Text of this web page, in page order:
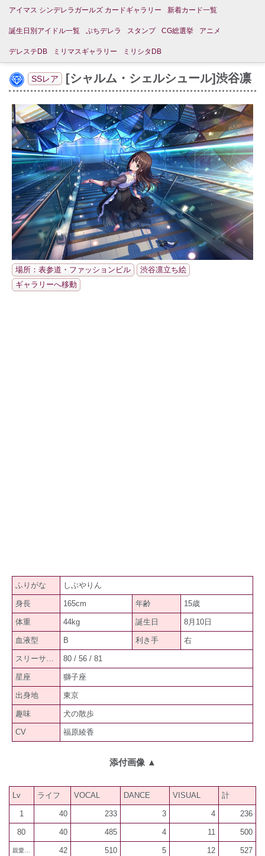
アイマス シンデレラガールズ カードギャラリー 新着カード一覧
誕生日別アイドル一覧 ぷちデレラ スタンプ CG総選挙 アニメ
デレステDB ミリマスギャラリー ミリシタDB
SSレア [シャルム・シェルシュール]渋谷凛
場所：表参道・ファッションビル
渋谷凛立ち絵
ギャラリーへ移動
ふりがな しぶやりん
身長 165cm 年齢 15歳
体重 44kg 誕生日 8月10日
血液型 B 利き手 右
80 / 56 / 81
星座 獅子座
出身地 東京
趣味 犬の散歩
CV 福原綾香
添付画像 ▲
Lv ライフ VOCAL DANCE VISUAL 計
1 40 233 3 4 236
80 40 485 4 11 500
親愛200 42 510 5 12 527